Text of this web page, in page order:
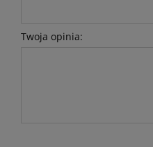
Twoja opinia: